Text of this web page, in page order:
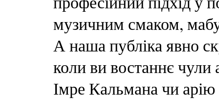
музичним смаком,
А наша публіка явно
коли ви востаннє чули
Імре Кальмана чи